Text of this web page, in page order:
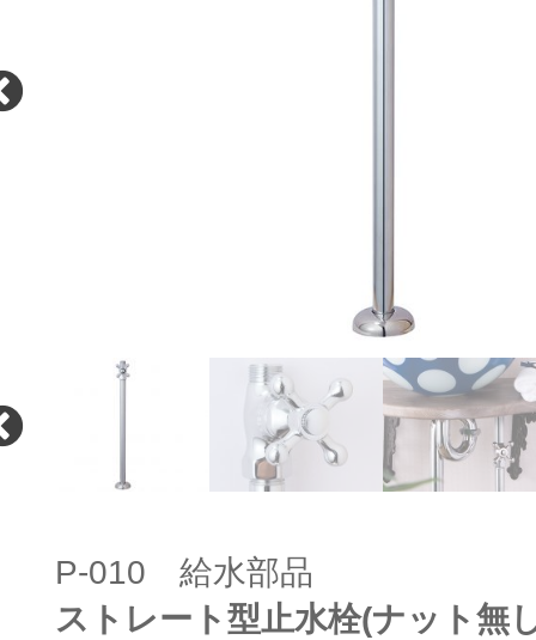
P-010 給水部品
ストレート型止水栓(ナット無